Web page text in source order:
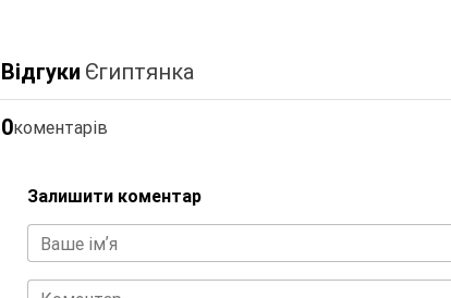
Відгуки Єгиптянка
0коментарів
Залишити коментар
Ваше імʼя